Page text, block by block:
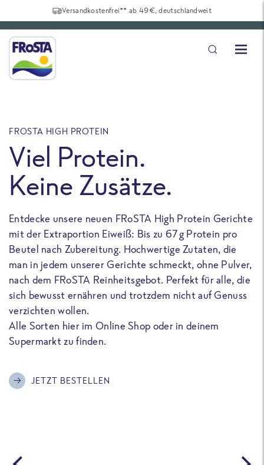
Versandkostenfrei** ab 49€, deutschlandweit
FROSTA HIGH PROTEIN
Viel Protein.
Keine Zusätze.
Entdecke unsere neuen FRoSTA High Protein Gerichte
mit der Extraportion Eiweiß: Bis zu 67 g Protein pro
Beutel nach Zubereitung. Hochwertige Zutaten, die
man in jedem unserer Gerichte schmeckt, ohne Pulver,
nach dem FRoSTA Reinheitsgebot. Perfekt für alle, die
sich bewusst ernähren und trotzdem nicht auf Genuss
verzichten wollen.
Alle Sorten hier im Online Shop oder in deinem
Supermarkt zu finden.
JETZT BESTELLEN